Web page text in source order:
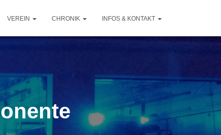
VEREIN CHRONIK INFOS & KONTAKT